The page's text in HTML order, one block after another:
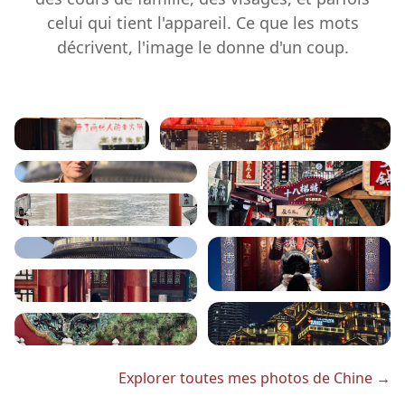
celui qui tient l'appareil. Ce que les mots
décrivent, l'image le donne d'un coup.
Explorer toutes mes photos de Chine →